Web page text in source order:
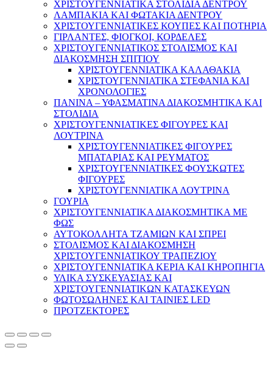
ΧΡΙΣΤΟΥΓΕΝΝΙΑΤΙΚΑ ΣΤΟΛΙΔΙΑ ΔΕΝΤΡΟΥ
ΛΑΜΠΑΚΙΑ ΚΑΙ ΦΩΤΑΚΙΑ ΔΕΝΤΡΟΥ
ΧΡΙΣΤΟΥΓΕΝΝΙΑΤΙΚΕΣ ΚΟΥΠΕΣ ΚΑΙ ΠΟΤΗΡΙΑ
ΓΙΡΛΑΝΤΕΣ, ΦΙΟΓΚΟΙ, ΚΟΡΔΕΛΕΣ
ΧΡΙΣΤΟΥΓΕΝΝΙΑΤΙΚΟΣ ΣΤΟΛΙΣΜΟΣ ΚΑΙ
ΔΙΑΚΟΣΜΗΣΗ ΣΠΙΤΙΟΥ
ΧΡΙΣΤΟΥΓΕΝΝΙΑΤΙΚΑ ΚΑΛΑΘΑΚΙΑ
ΧΡΙΣΤΟΥΓΕΝΝΙΑΤΙΚΑ ΣΤΕΦΑΝΙΑ ΚΑΙ
ΧΡΟΝΟΛΟΓΙΕΣ
ΠΑΝΙΝΑ – ΥΦΑΣΜΑΤΙΝΑ ΔΙΑΚΟΣΜΗΤΙΚΑ ΚΑΙ
ΣΤΟΛΙΔΙΑ
ΧΡΙΣΤΟΥΓΕΝΝΙΑΤΙΚΕΣ ΦΙΓΟΥΡΕΣ ΚΑΙ
ΛΟΥΤΡΙΝΑ
ΧΡΙΣΤΟΥΓΕΝΝΙΑΤΙΚΕΣ ΦΙΓΟΥΡΕΣ
ΜΠΑΤΑΡΙΑΣ ΚΑΙ ΡΕΥΜΑΤΟΣ
ΧΡΙΣΤΟΥΓΕΝΝΙΑΤΙΚΕΣ ΦΟΥΣΚΩΤΕΣ
ΦΙΓΟΥΡΕΣ
ΧΡΙΣΤΟΥΓΕΝΝΙΑΤΙΚΑ ΛΟΥΤΡΙΝΑ
ΓΟΥΡΙΑ
ΧΡΙΣΤΟΥΓΕΝΝΙΑΤΙΚΑ ΔΙΑΚΟΣΜΗΤΙΚΑ ΜΕ
ΦΩΣ
ΑΥΤΟΚΟΛΛΗΤΑ ΤΖΑΜΙΩΝ ΚΑΙ ΣΠΡΕΙ
ΣΤΟΛΙΣΜΟΣ ΚΑΙ ΔΙΑΚΟΣΜΗΣΗ
ΧΡΙΣΤΟΥΓΕΝΝΙΑΤΙΚΟΥ ΤΡΑΠΕΖΙΟΥ
ΧΡΙΣΤΟΥΓΕΝΝΙΑΤΙΚΑ ΚΕΡΙΑ ΚΑΙ ΚΗΡΟΠΗΓΙΑ
ΥΛΙΚΑ ΣΥΣΚΕΥΑΣΙΑΣ ΚΑΙ
ΧΡΙΣΤΟΥΓΕΝΝΙΑΤΙΚΩΝ ΚΑΤΑΣΚΕΥΩΝ
ΦΩΤΟΣΩΛΗΝΕΣ ΚΑΙ ΤΑΙΝΙΕΣ LED
ΠΡΟΤΖΕΚΤΟΡΕΣ